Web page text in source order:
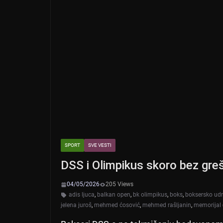
SPORT SVE VESTI
DSS i Olimpikus skoro bez
04/05/2026
205 Views
adis ljuca, balkan open, bk olimpikus, boks, boksersko
jelena juroš, mehmed ćosović, mehmed rašljanin, memorijal